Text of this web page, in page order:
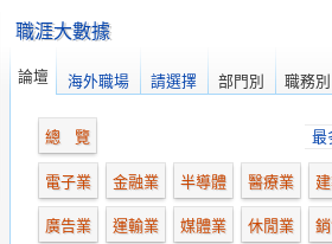
總 覽 最
電子業 金融業 半導體 醫療業
廣告業 運輸業 媒體業 休閒業
職涯大數據
論壇 海外職場 請選擇 部門別 職務別